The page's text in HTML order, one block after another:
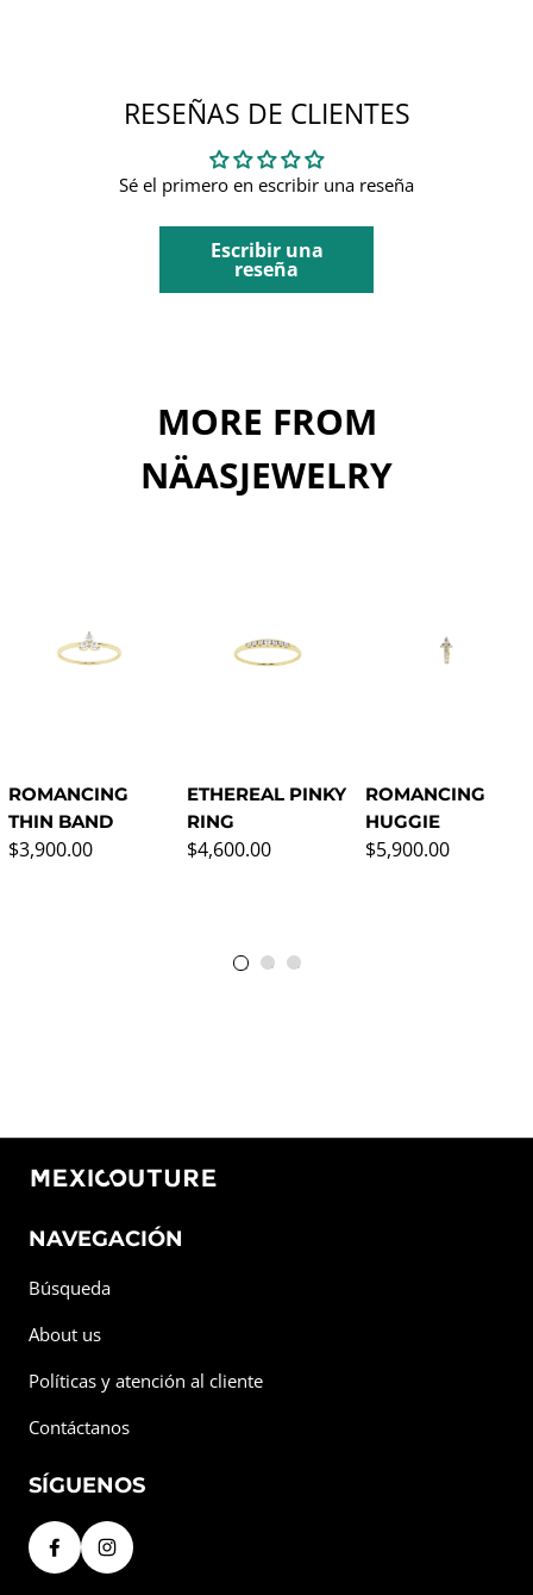
RESEÑAS DE CLIENTES
Sé el primero en escribir una reseña
Escribir una
reseña
MORE FROM
NÄASJEWELRY
ROMANCING
THIN BAND
Precio normal
$3,900.00
ETHEREAL PINKY
RING
Precio normal
$4,600.00
ROMANCING
HUGGIE
Precio normal
$5,900.00
NAVEGACIÓN
Búsqueda
About us
Políticas y atención al cliente
Contáctanos
SÍGUENOS